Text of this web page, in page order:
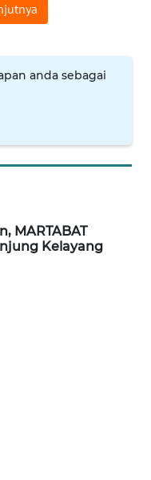
anda sebagai
MARTABAT
Kelayang